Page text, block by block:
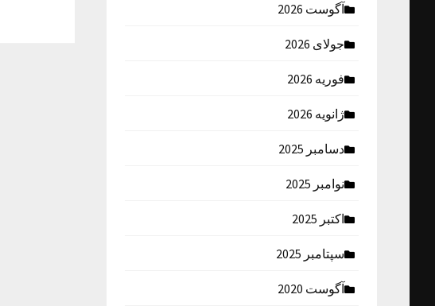
آگوست 2026
جولای 2026
فوریه 2026
ژانویه 2026
دسامبر 2025
نوامبر 2025
اکتبر 2025
سپتامبر 2025
آگوست 2020